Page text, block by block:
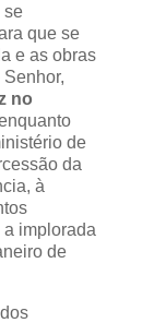
se
que se
e as obras
no
de
da
à
implorada
de